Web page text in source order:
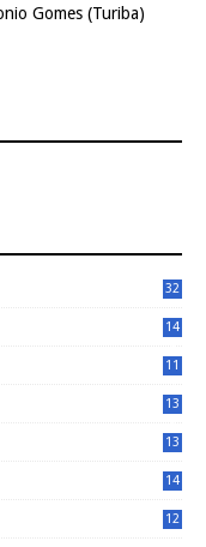
Gomes (Turiba)
32
14
11
13
13
14
12